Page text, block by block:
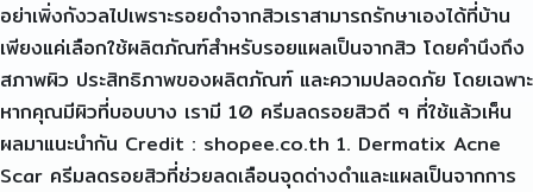
อย่าเพิ่งกังวลไปเพราะรอยดำจากสิวเราสามารถรักษาเองได้ที่บ้าน
เพียงแค่เลือกใช้ผลิตภัณฑ์สำหรับรอยแผลเป็นจากสิว โดยคำนึงถึง
สภาพผิว ประสิทธิภาพของผลิตภัณฑ์ และความปลอดภัย โดยเฉพาะ
หากคุณมีผิวที่บอบบาง เรามี 10 ครีมลดรอยสิวดี ๆ ที่ใช้แล้วเห็น
ผลมาแนะนำกัน Credit : shopee.co.th 1. Dermatix Acne
Scar ครีมลดรอยสิวที่ช่วยลดเลือนจุดด่างดำและแผลเป็นจากการ